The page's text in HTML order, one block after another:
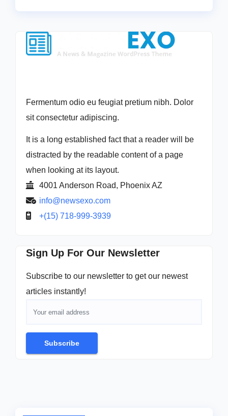
Fermentum odio eu feugiat pretium nibh. Dolor
sit consectetur adipiscing.
It is a long established fact that a reader will be
distracted by the readable content of a page
when looking at its layout.
4001 Anderson Road, Phoenix AZ
info@newsexo.com
+(15) 718-999-3939
Sign Up For Our Newsletter
Subscribe to our newsletter to get our newest
articles instantly!
Subscribe